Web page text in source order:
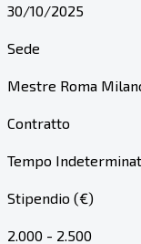
30/10/2025
Sede
Mestre Roma
Contratto
Tempo
Stipendio (€)
2.000 - 2.500